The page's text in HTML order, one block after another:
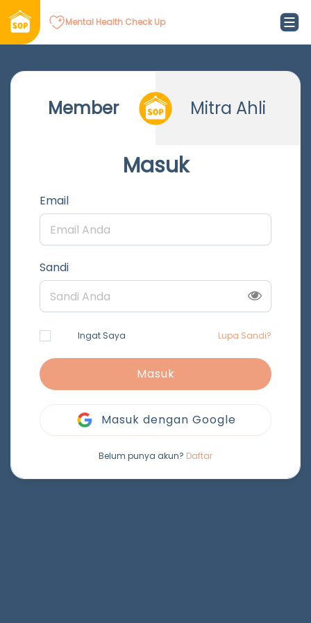
Mental Health Check Up
Member Mitra Ahli
Masuk
Email
Sandi
Ingat Saya Lupa Sandi?
Masuk
Masuk dengan Google
Belum punya akun? Daftar